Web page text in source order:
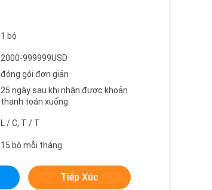
1 bộ
2000-999999USD
đóng gói đơn giản
25 ngày sau khi nhận được khoản
thanh toán xuống
L / C, T / T
15 bộ mỗi tháng
Tiếp Xúc